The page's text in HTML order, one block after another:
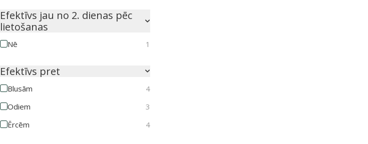
Efektīvs jau no 2. dienas pēc
lietošanas
Nē 1
Efektīvs pret
Blusām
4
Odiem
3
Ērcēm
4